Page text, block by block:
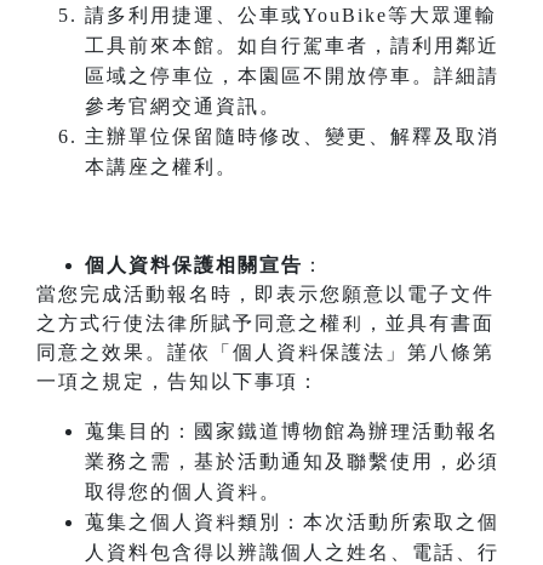
請多利用捷運、公車或YouBike等大眾運輸
工具前來本館。如自行駕車者，請利用鄰近
區域之停車位，本園區不開放停車。詳細請
參考官網交通資訊。
主辦單位保留隨時修改、變更、解釋及取消
本講座之權利。
個人資料保護相關宣告 ：
當您完成活動報名時，即表示您願意以電子文件
之方式行使法律所賦予同意之權利，並具有書面
同意之效果。謹依「個人資料保護法」第八條第
一項之規定，告知以下事項：
蒐集目的：國家鐵道博物館為辦理活動報名
業務之需，基於活動通知及聯繫使用，必須
取得您的個人資料。
蒐集之個人資料類別：本次活動所索取之個
人資料包含得以辨識個人之姓名、電話、行